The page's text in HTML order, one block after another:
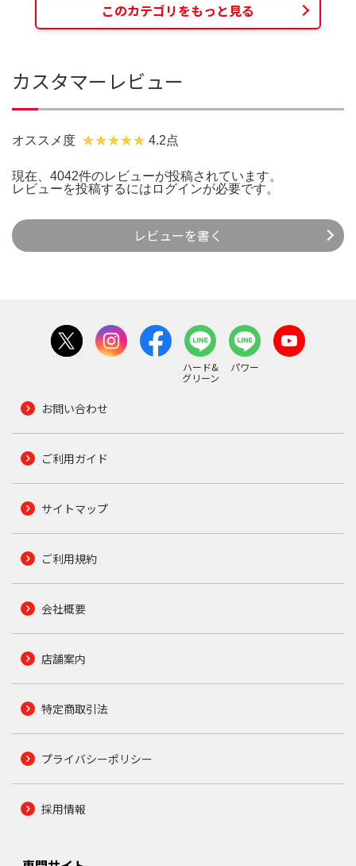
このカテゴリをもっと見る
カスタマーレビュー
オススメ度 4.2点
現在、4042件のレビューが投稿されています。
レビューを投稿するには ログインが必要です。
レビューを書く
ハード&
グリーン
パワー
お問い合わせ
ご利用ガイド
サイトマップ
ご利用規約
会社概要
店舗案内
特定商取引法
プライバシーポリシー
採用情報